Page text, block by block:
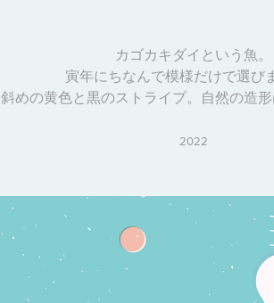
カゴカキダイという魚。
寅年にちなんで模様だけで選び
斜めの黄色と黒のストライプ。自然の造形
2022